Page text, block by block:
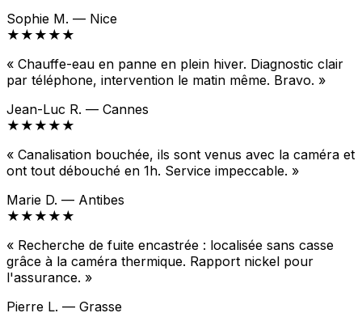
Sophie M. — Nice
★★★★★
« Chauffe-eau en panne en plein hiver. Diagnostic clair
par téléphone, intervention le matin même. Bravo. »
Jean-Luc R. — Cannes
★★★★★
« Canalisation bouchée, ils sont venus avec la caméra et
ont tout débouché en 1h. Service impeccable. »
Marie D. — Antibes
★★★★★
« Recherche de fuite encastrée : localisée sans casse
grâce à la caméra thermique. Rapport nickel pour
l'assurance. »
Pierre L. — Grasse